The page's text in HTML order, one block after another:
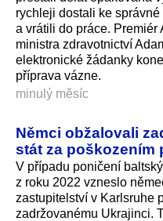
rychleji dostali ke
a vrátili do práce. Premiér
ministra zdravotnictví
elektronické žádanky
příprava vázne.
minulý měsíc
Němci obžalovali
stát za poškozením
V případu poničení
z roku 2022 vzneslo
zastupitelství v Karlsruhe
zadržovanému Ukrajinci.